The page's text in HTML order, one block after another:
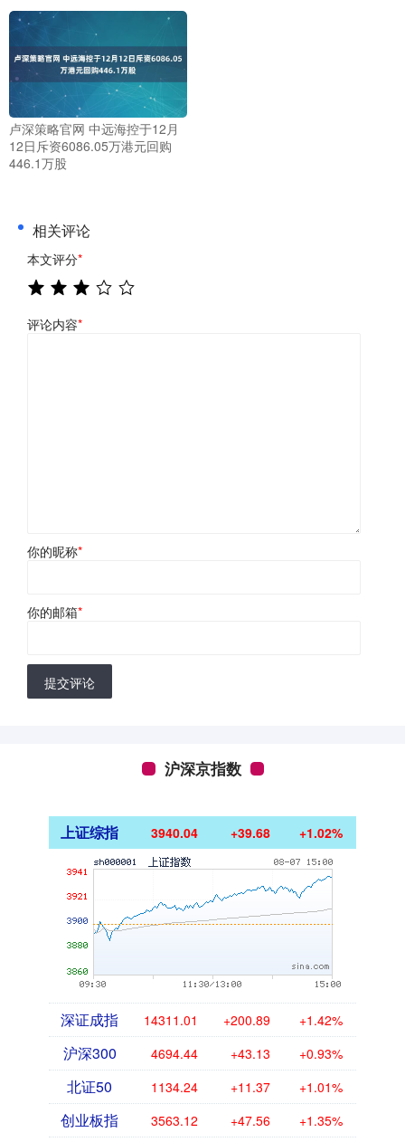
卢深策略官网 中远海控于12月
12日斥资6086.05万港元回购
446.1万股
相关评论
本文评分*
评论内容*
你的昵称*
你的邮箱*
提交评论
沪深京指数
上证综指 3940.04 +39.68 +1.02%
深证成指 14311.01 +200.89 +1.42%
沪深300 4694.44 +43.13 +0.93%
北证50 1134.24 +11.37 +1.01%
创业板指 3563.12 +47.56 +1.35%